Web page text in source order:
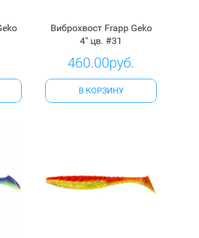
Виброхвост Frapp Geko
4" цв. #31
460.00руб.
В КОРЗИНУ